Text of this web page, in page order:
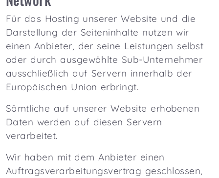
Für das Hosting unserer Website und die
Darstellung der Seiteninhalte nutzen wir
einen Anbieter, der seine Leistungen selbst
oder durch ausgewählte Sub-Unternehmer
ausschließlich auf Servern innerhalb der
Europäischen Union erbringt.
Sämtliche auf unserer Website erhobenen
Daten werden auf diesen Servern
verarbeitet.
Wir haben mit dem Anbieter einen
Auftragsverarbeitungsvertrag geschlossen,